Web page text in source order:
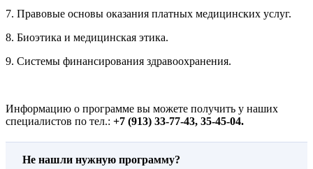
7. Правовые основы оказания платных медицинских услуг.
8. Биоэтика и медицинская этика.
9. Системы финансирования здравоохранения.
Информацию о программе вы можете получить у наших
специалистов по тел.: +7 (913) 33-77-43, 35-45-04.
Не нашли нужную программу?